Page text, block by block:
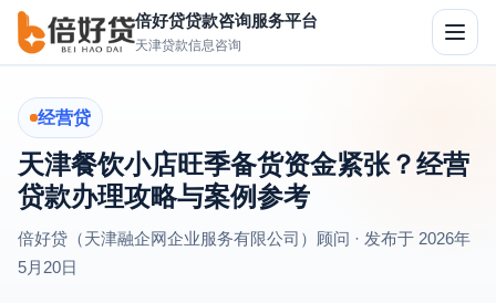
倍好贷贷款咨询服务平台
天津贷款信息咨询
切
换
经营贷
天津餐饮小店旺季备货资金紧张？经营
贷款办理攻略与案例参考
倍好贷（天津融企网企业服务有限公司）顾问 · 发布于 2026年
5月20日